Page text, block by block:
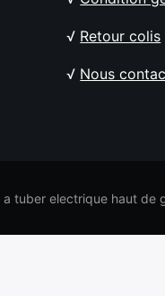
√ Retour colis
√ Nous
tuber electrique haut de